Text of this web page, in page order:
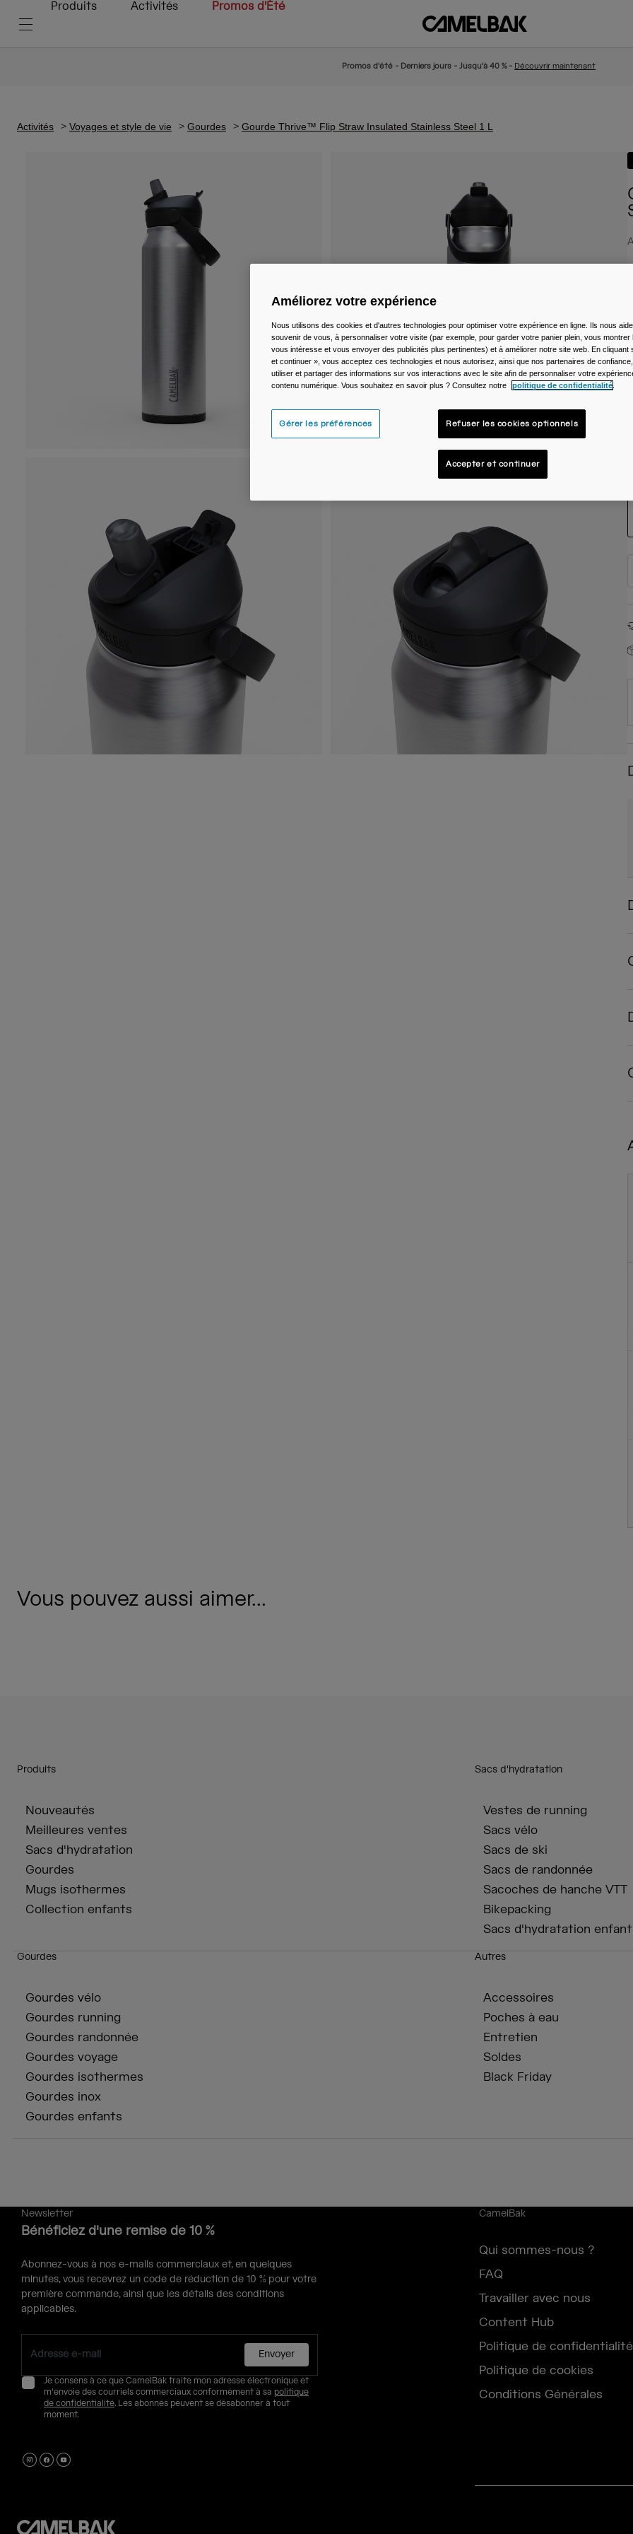
Produits Activités Promos d'Été
Promos d'été - Derniers jours - Jusqu'à 40 % - Découvrir maintenant
Activités Voyages et style de vie Gourdes Gourde Thrive™ Flip Straw Insulated Stainless Steel 1 L
Vous pouvez aussi aimer...
Produits
Nouveautés
Meilleures ventes
Sacs d'hydratation
Gourdes
Mugs isothermes
Collection enfants
Sacs d'hydratation
Vestes de running
Sacs vélo
Sacs de ski
Sacs de randonnée
Sacoches de hanche VTT
Bikepacking
Sacs d'hydratation
Gourdes
Gourdes vélo
Gourdes running
Gourdes randonnée
Gourdes voyage
Gourdes isothermes
Gourdes inox
Gourdes enfants
Autres
Accessoires
Poches à eau
Entretien
Soldes
Black Friday
Newsletter
Bénéficiez d'une remise de 10 %
Abonnez-vous à nos e-mails commerciaux et, en quelques
minutes, vous recevrez un code de réduction de 10 % pour votre
première commande, ainsi que les détails des conditions
applicables.
Envoyer
Je consens à ce que CamelBak traite mon adresse électronique et
m'envoie des courriels commerciaux conformément à sa politique
de confidentialité. Les abonnés peuvent se désabonner à tout
moment.
CamelBak
Qui sommes-nous ?
FAQ
Travailler avec nous
Content Hub
Politique de confidentialité
Politique de cookies
Conditions Générales
Améliorez votre expérience
Nous utilisons des cookies et d'autres technologies pour optimiser votre expérience en ligne. Ils nous
souvenir de vous, à personnaliser votre visite (par exemple, pour garder votre panier plein, vous montrer
vous intéresse et vous envoyer des publicités plus pertinentes) et à améliorer notre site web. En cliquant
et continuer », vous acceptez ces technologies et nous autorisez, ainsi que nos partenaires de confiance,
utiliser et partager des informations sur vos interactions avec le site afin de personnaliser votre
contenu numérique. Vous souhaitez en savoir plus ? Consultez notre
politique de confidentialité
Gérer les préférences Refuser les cookies optionnels
Accepter et continuer